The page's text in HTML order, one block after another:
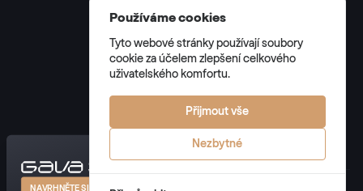
NAVRHNĚTE SI VLASTNÍ DVEŘE
Všeobecné obchodní podmínky
Zásady zpracování osobních údajů
© 2026 GAVA plast s.r.o. všechna práva vyhrazena
Používáme cookies
Tyto webové stránky používají soubory
cookie za účelem zlepšení celkového
uživatelského komfortu.
Přijmout vše
Nezbytné